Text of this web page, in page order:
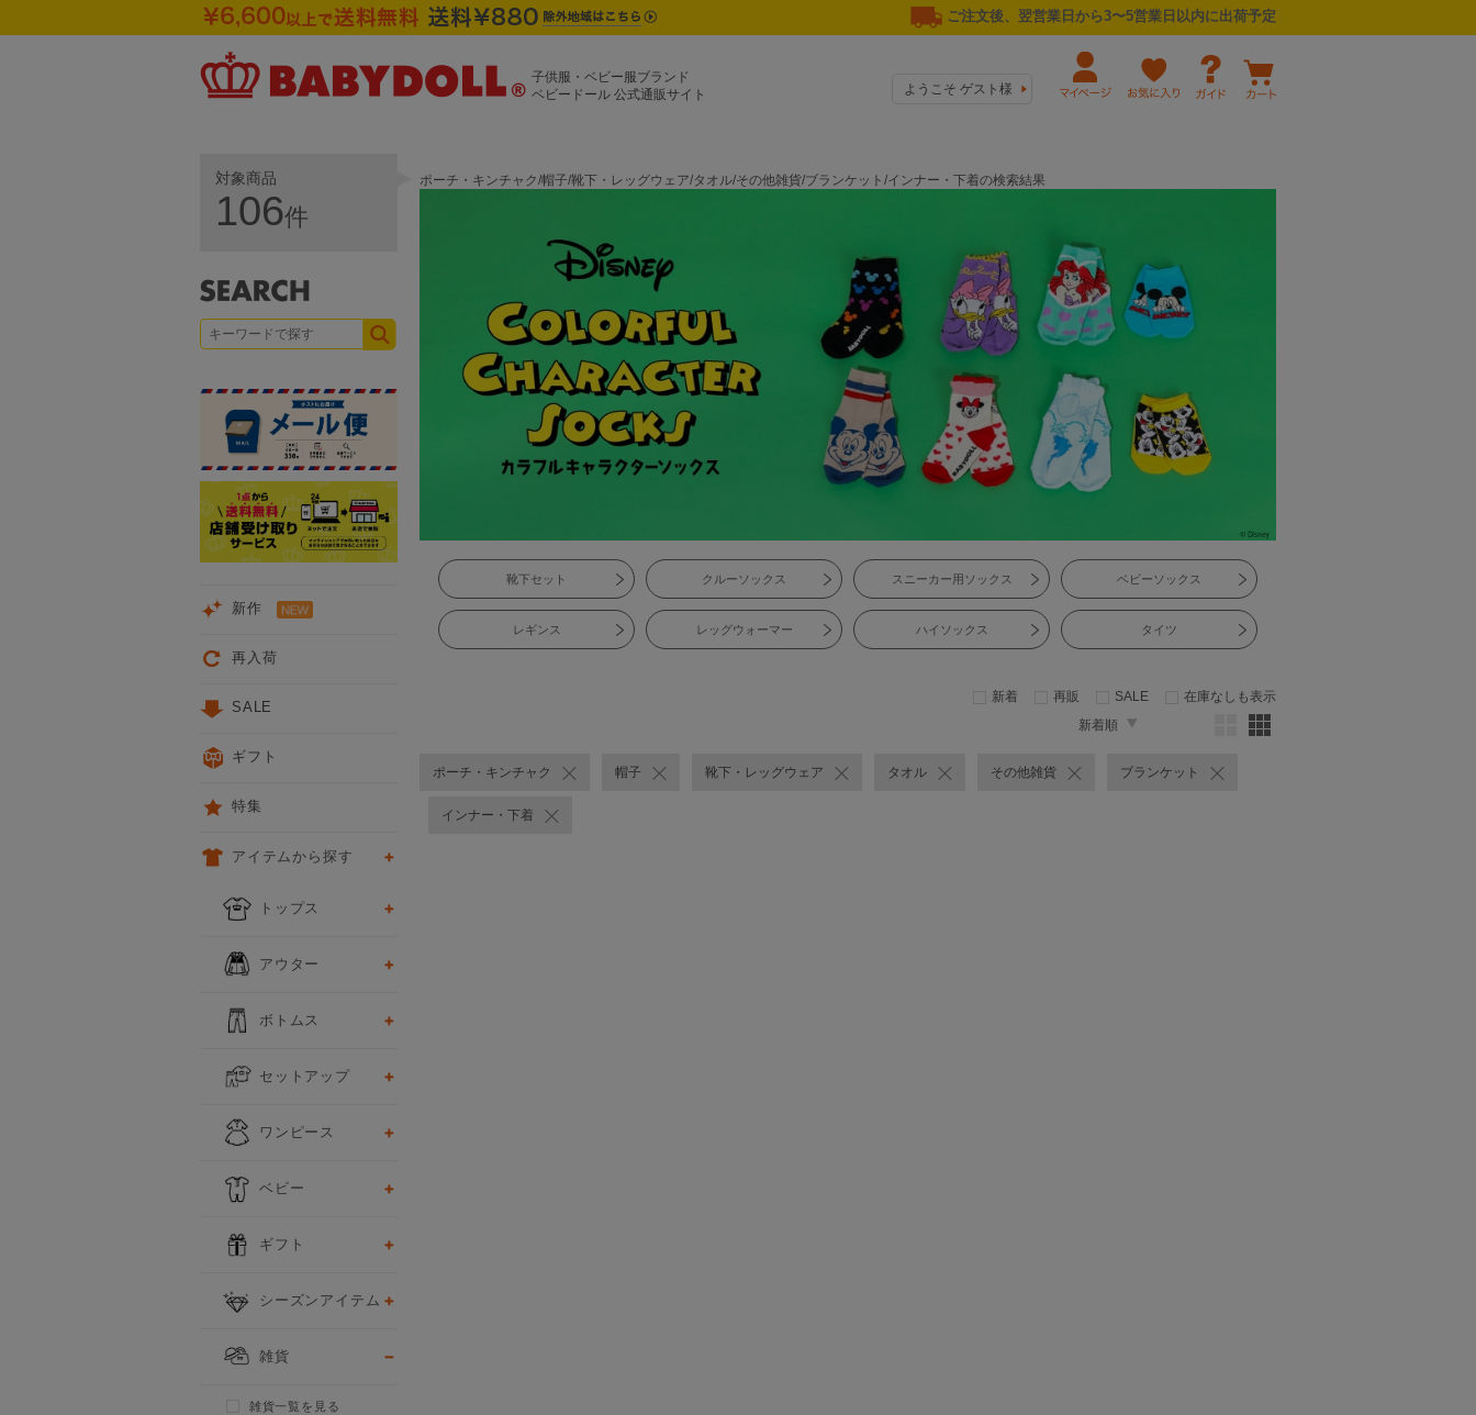
ご注文後、翌営業日から3〜5営業日以内に出荷予定
子供服・ベビー服ブランド
ベビードール 公式通販サイト
ようこそ ゲスト様
ポーチ・キンチャク/帽子/靴下・レッグウェア/タオル/その他雑貨/ブランケット/インナー・下着の検索結果
靴下セット クルーソックス スニーカー用ソックス ベビーソックス
レギンス レッグウォーマー ハイソックス タイツ
新着 再販 SALE
在庫なしも表示
新着順
ポーチ・キンチャク 帽子 靴下・レッグウェア タオル その他雑貨 ブランケット
インナー・下着
対象商品
106件
新作
再入荷
SALE
ギフト
特集
アイテムから探す
トップス
アウター
ボトムス
セットアップ
ワンピース
ベビー
ギフト
シーズンアイテム
雑貨
雑貨一覧を見る